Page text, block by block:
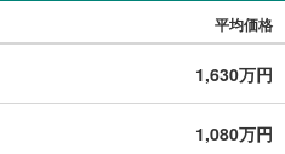
平均価格
1,630万円
1,080万円